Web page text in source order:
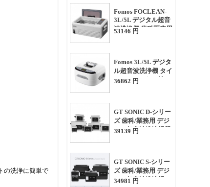
Fomos FOCLEAN-
3L/5L デジタル超音
波洗浄機 歯科医療用
53146 円
Fomos 3L/5L デジタ
ル超音波洗浄機 タイ
マー&ヒーター付き
36862 円
GT SONIC D-シリー
ズ 歯科/業務用 デジ
タル超音波洗浄機器
39139 円
GT SONIC S-シリー
ズ 歯科/業務用 デジ
タル超音波洗浄機 2-
34981 円
の洗浄に簡単で